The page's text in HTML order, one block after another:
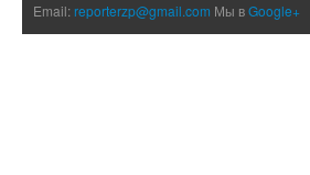
Email:reporterzp@gmail.com Мы вGoogle+